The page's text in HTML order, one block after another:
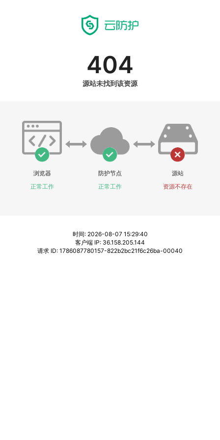
404
源站未找到该资源
浏览器
正常工作
防护节点
正常工作
源站
资源不存在
时间: 2026-08-07 15:29:40
客户端 IP: 36.158.205.144
请求 ID: 1786087780157-822b2bc21f6c26ba-00040